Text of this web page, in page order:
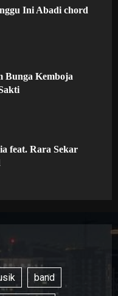
Ini Abadi chord
Bunga Kemboja
feat. Rara Sekar
band